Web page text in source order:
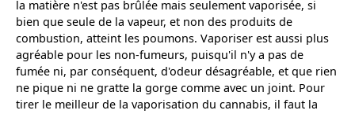
la matière n'est pas brûlée mais seulement vaporisée, si
bien que seule de la vapeur, et non des produits de
combustion, atteint les poumons. Vaporiser est aussi plus
agréable pour les non-fumeurs, puisqu'il n'y a pas de
fumée ni, par conséquent, d'odeur désagréable, et que rien
ne pique ni ne gratte la gorge comme avec un joint. Pour
tirer le meilleur de la vaporisation du cannabis, il faut la